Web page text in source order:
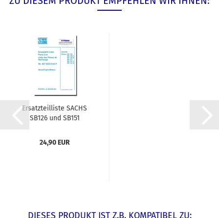
Ersatzteilliste SACHS
SB126 und SB151
24,90 EUR
DIESES PRODUKT IST Z.B. KOMPATIBEL ZU: